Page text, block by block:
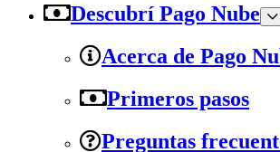
Descubrí Pago Nube
Acerca de Pago
Primeros pasos
Preguntas